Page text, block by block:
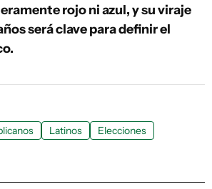
rojo ni azul, y su viraje
será clave para definir el
Latinos
Elecciones